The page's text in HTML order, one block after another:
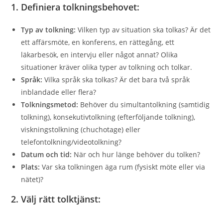
1. Definiera tolkningsbehovet:
Typ av tolkning: Vilken typ av situation ska tolkas? Är det
ett affärsmöte, en konferens, en rättegång, ett
läkarbesök, en intervju eller något annat? Olika
situationer kräver olika typer av tolkning och tolkar.
Språk: Vilka språk ska tolkas? Är det bara två språk
inblandade eller flera?
Tolkningsmetod: Behöver du simultantolkning (samtidig
tolkning), konsekutivtolkning (efterföljande tolkning),
viskningstolkning (chuchotage) eller
telefontolkning/videotolkning?
Datum och tid: När och hur länge behöver du tolken?
Plats: Var ska tolkningen äga rum (fysiskt möte eller via
nätet)?
2. Välj rätt tolktjänst: